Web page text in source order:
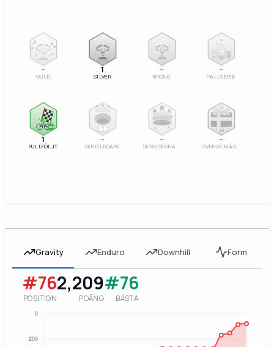
Gravity Enduro Downhill Form
#76
POSITION
2,209
POÄNG
#76
BÄSTA
–
GULD
2
1
SILVER
3
–
BRONS
–
PALLSERIE
100%
1
FULLFÖLJT
1
–
SERIELEDARE
–
SERIESEGRARE
SM
–
SVENSK MÄSTARE